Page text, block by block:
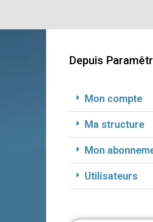
Depuis
Mon compte
Ma structure
Mon
Utilisateurs